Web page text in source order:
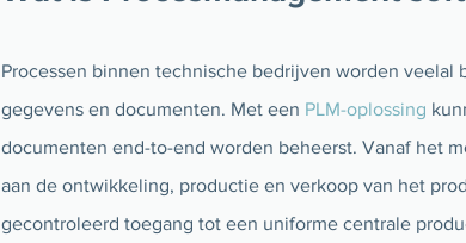
Processen binnen technische bedrijven worden
gegevens en documenten. Met een PLM-oplossing
documenten end-to-end worden beheerst. Vanaf het
aan de ontwikkeling, productie en verkoop van het
gecontroleerd toegang tot een uniforme centrale